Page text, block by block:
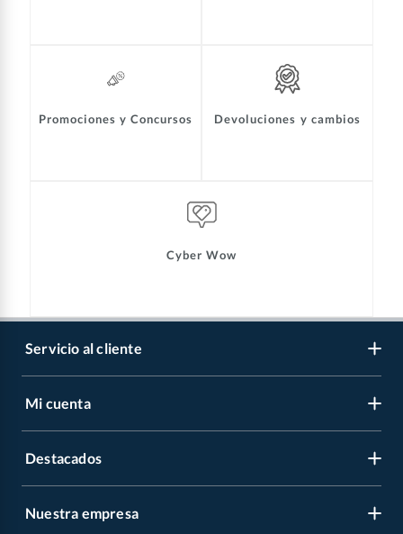
Promociones y Concursos Devoluciones y cambios
Cyber Wow
Servicio al cliente
Libro de reclamaciones
Tipos de entrega
Mi cuenta
Regístrate
Destacados
Recetas
Nuestra empresa